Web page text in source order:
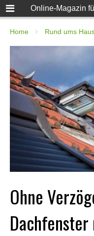
Online-Magazin
Home Rund ums
Ohne